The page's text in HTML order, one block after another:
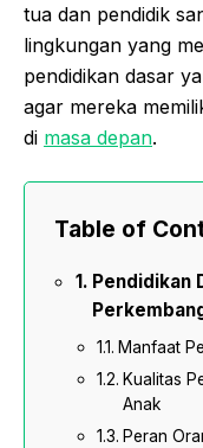
tua dan pendidik
lingkungan yang
pendidikan dasar
agar mereka
di masa depan.
Table of
Pendidikan
Manfaat
Kualitas
Anak
Peran